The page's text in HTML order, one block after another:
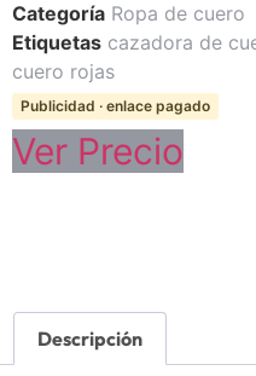
Categoría Ropa de cuero
Etiquetas cazadora de
cuero rojas
Publicidad · enlace pagado
Ver Precio
Descripción